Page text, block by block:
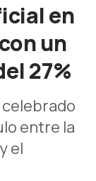
en
un
27%
celebrado
entre la
el